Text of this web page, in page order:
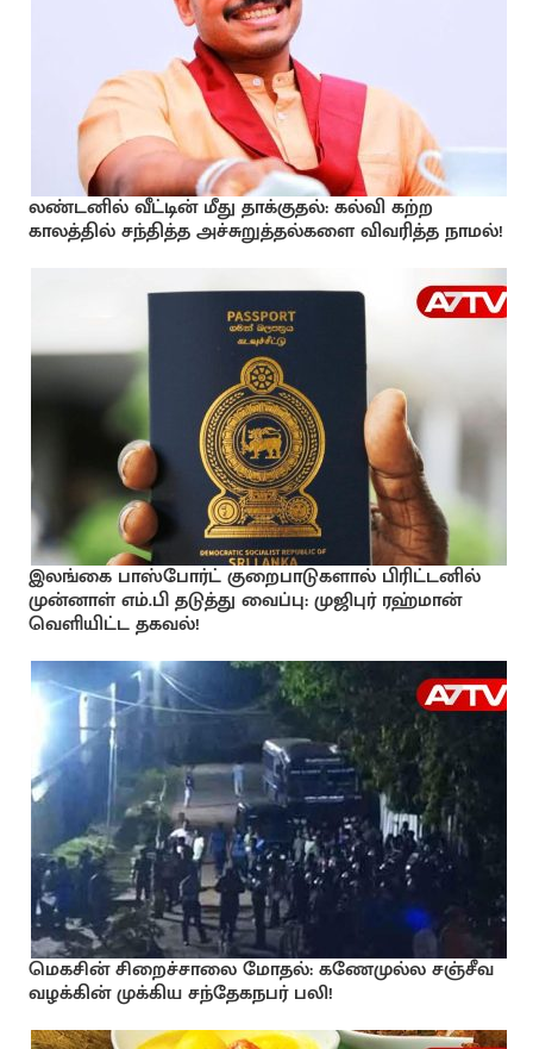
லண்டனில் வீட்டின் மீது தாக்குதல்: கல்வி கற்ற
காலத்தில் சந்தித்த அச்சுறுத்தல்களை விவரித்த நாமல்!
இலங்கை பாஸ்போர்ட் குறைபாடுகளால் பிரிட்டனில்
முன்னாள் எம்.பி தடுத்து வைப்பு: முஜிபுர் ரஹ்மான்
வெளியிட்ட தகவல்!
மெகசின் சிறைச்சாலை மோதல்: கணேமுல்ல சஞ்சீவ
வழக்கின் முக்கிய சந்தேகநபர் பலி!